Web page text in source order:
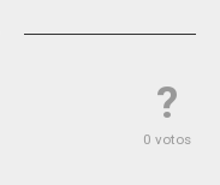
?
0 votos